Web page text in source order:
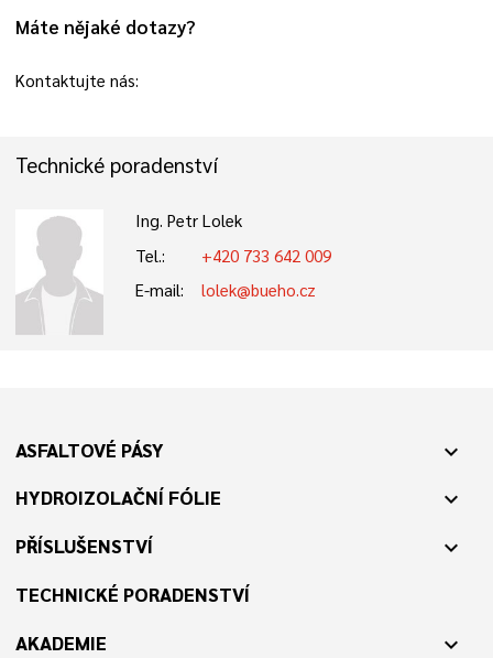
Máte nějaké dotazy?
Kontaktujte nás:
Technické poradenství
Ing. Petr Lolek
Tel.:
+420 733 642 009
E-mail:
lolek@bueho.cz
ASFALTOVÉ PÁSY expand_more
HYDROIZOLAČNÍ FÓLIE expand_more
PŘÍSLUŠENSTVÍ expand_more
TECHNICKÉ PORADENSTVÍ
AKADEMIE
expand_more